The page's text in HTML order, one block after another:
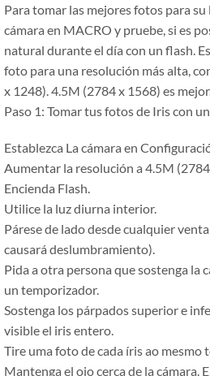
Para tomar las mejores fotos para
cámara en MACRO y pruebe, si es
natural durante el día con un flash.
foto para una resolución más alta,
x 1248). 4.5M (2784 x 1568) es
Paso 1: Tomar tus fotos de Iris con
Establezca La cámara en
Aumentar la resolución a 4.5M
Encienda Flash.
Utilice la luz diurna interior.
Párese de lado desde cualquier
causará deslumbramiento).
Pida a otra persona que sostenga la
un temporizador.
Sostenga los párpados superior e
visible el iris entero.
Tire uma foto de cada íris ao mesmo
Mantenga el ojo cerca de la cámara.